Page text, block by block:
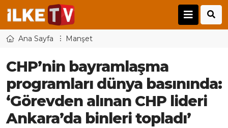
Ana Sayfa Manşet
CHP’nin bayramlaşma
programları dünya basınında:
‘Görevden alınan CHP lideri
Ankara’da binleri topladı’